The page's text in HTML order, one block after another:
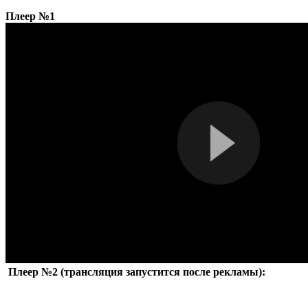
Плеер №1
Плеер №2 (трансляция запустится после рекламы):